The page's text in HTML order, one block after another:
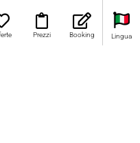
Prezzi Booking Lingua